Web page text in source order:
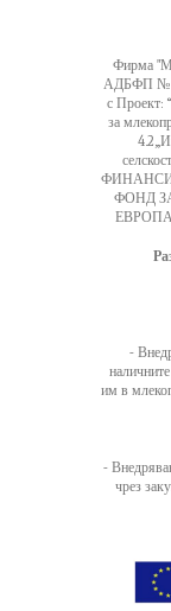
Фирма
АДБФП №
с Проект:
за
ФОНД
-
им в
-
чрез